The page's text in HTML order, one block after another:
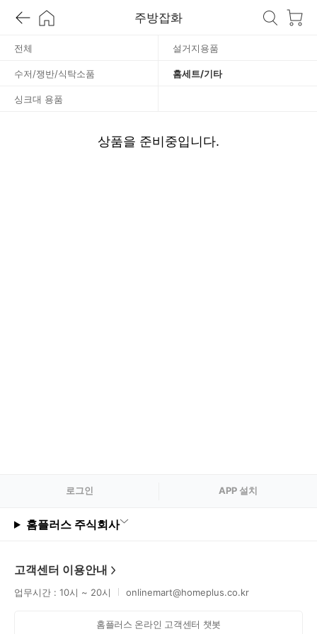
주방잡화
전체 설거지용품
수저/쟁반/식탁소품 홈세트/기타
싱크대 용품
상품을 준비중입니다.
로그인 APP 설치
홈플러스 주식회사
고객센터 이용안내
업무시간 : 10시 ~ 20시 onlinemart@homeplus.co.kr
홈플러스 온라인 고객센터 챗봇